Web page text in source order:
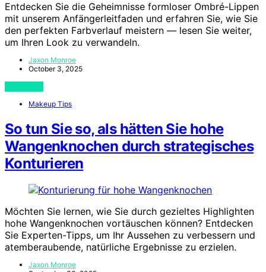
Entdecken Sie die Geheimnisse formloser Ombré-Lippen
mit unserem Anfängerleitfaden und erfahren Sie, wie Sie
den perfekten Farbverlauf meistern — lesen Sie weiter,
um Ihren Look zu verwandeln.
Jaxon Monroe
October 3, 2025
Makeup Tips
So tun Sie so, als hätten Sie hohe
Wangenknochen durch strategisches
Konturieren
Möchten Sie lernen, wie Sie durch gezieltes Highlighten
hohe Wangenknochen vortäuschen können? Entdecken
Sie Experten-Tipps, um Ihr Aussehen zu verbessern und
atemberaubende, natürliche Ergebnisse zu erzielen.
Jaxon Monroe